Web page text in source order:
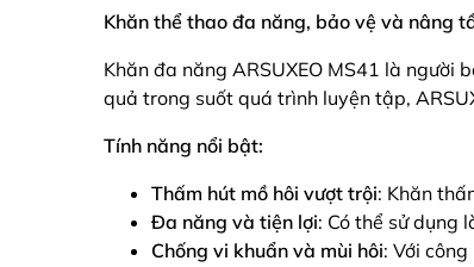
Khăn thể thao đa năng, bảo vệ và nâng
Khăn đa năng ARSUXEO MS41 là
quả trong suốt quá trình luyện tập,
Tính năng nổi bật:
Thấm hút mồ hôi vượt trội: Khăn
Đa năng và tiện lợi: Có thể sử dụng
Chống vi khuẩn và mùi hôi: Với